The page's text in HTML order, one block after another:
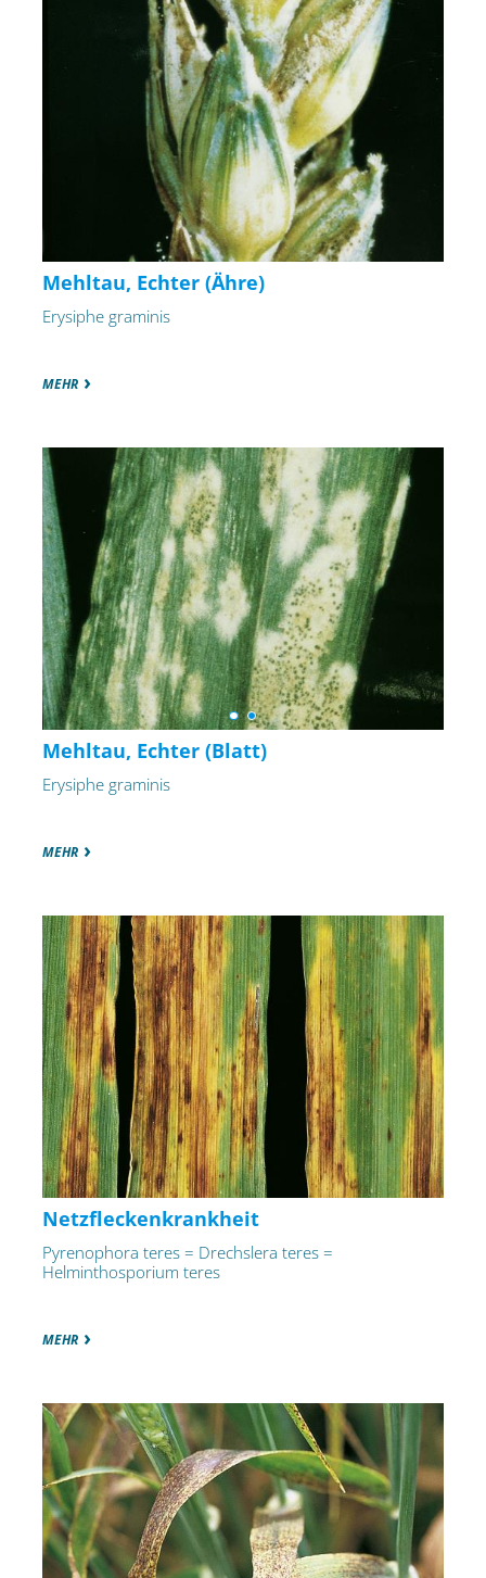
Mehltau, Echter (Ähre)
Erysiphe graminis
MEHR
Mehltau, Echter (Blatt)
Erysiphe graminis
MEHR
Netzfleckenkrankheit
Pyrenophora teres = Drechslera teres =
Helminthosporium teres
MEHR